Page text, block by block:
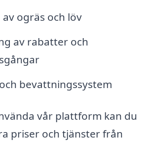
av ogräs och löv
av rabatter och
bevattningssystem
vår plattform kan du
priser och tjänster från